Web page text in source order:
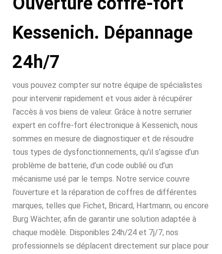
Kessenich. Dépannage
24h/7
vous pouvez compter sur notre équipe de spécialistes
pour intervenir rapidement et vous aider à récupérer
l’accès à vos biens de valeur. Grâce à notre serrurier
expert en coffre-fort électronique à Kessenich, nous
sommes en mesure de diagnostiquer et de résoudre
tous types de dysfonctionnements, qu’il s’agisse d’un
problème de batterie, d’un code oublié ou d’un
mécanisme usé par le temps. Notre service couvre
l’ouverture et la réparation de coffres de différentes
marques, telles que Fichet, Bricard, Hartmann, ou encore
Burg Wächter, afin de garantir une solution adaptée à
chaque modèle. Disponibles 24h/24 et 7j/7, nos
professionnels se déplacent directement sur place pour